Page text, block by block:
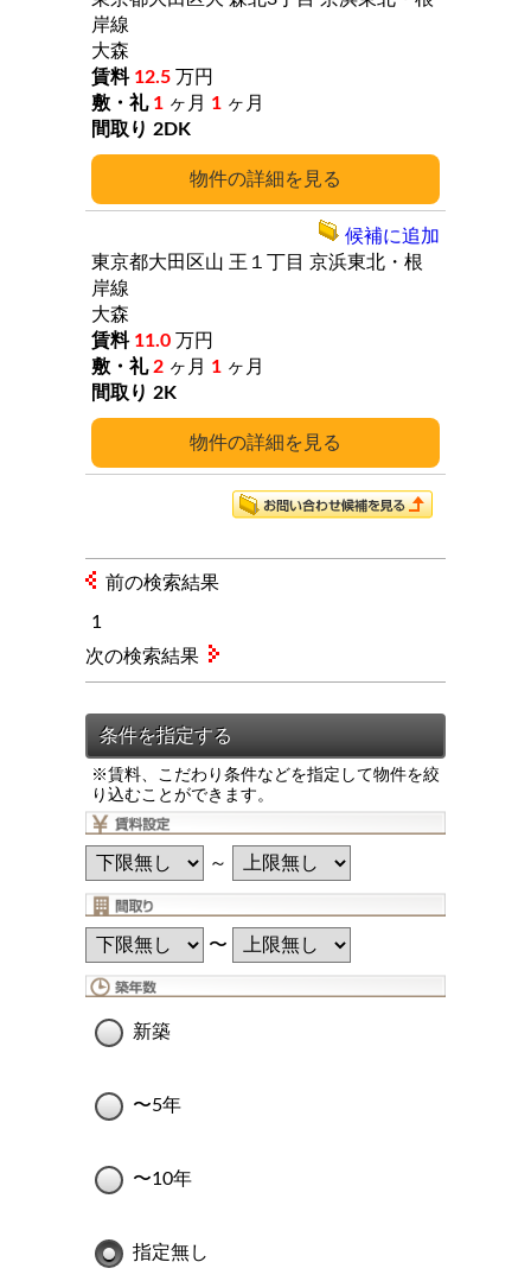
詳細
岸線
大森
12.5 万円
1 ヶ月 1 ヶ月
2DK
詳細
東京都大田区山 王１丁目 京浜東北・根
岸線
大森
11.0 万円
2 ヶ月 1 ヶ月
2K
候補に追加
前の検索結果
1
※賃料、こだわり条件などを指定して物件を絞
り込むことができます。
～
〜
新築
〜5年
〜10年
指定無し